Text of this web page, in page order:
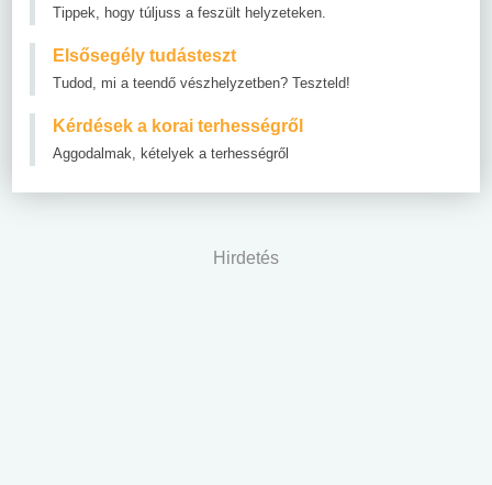
Tippek, hogy túljuss a feszült helyzeteken.
Elsősegély tudásteszt
Tudod, mi a teendő vészhelyzetben? Teszteld!
Kérdések a korai terhességről
Aggodalmak, kételyek a terhességről
Hirdetés